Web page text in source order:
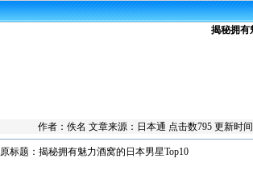
揭秘拥有
作者：佚名 文章来源： 日本通 点击数795 更新时
原标题：揭秘拥有魅力酒窝的日本男星Top10